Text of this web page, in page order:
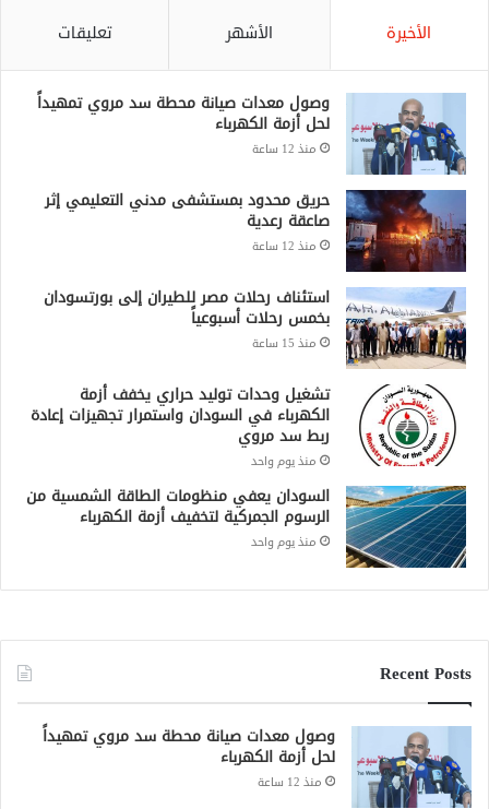
الأخيرة الأشهر تعليقات
وصول معدات صيانة محطة سد مروي تمهيداً
لحل أزمة الكهرباء
منذ 12 ساعة
حريق محدود بمستشفى مدني التعليمي إثر
صاعقة رعدية
منذ 12 ساعة
استئناف رحلات مصر للطيران إلى بورتسودان
بخمس رحلات أسبوعياً
منذ 15 ساعة
تشغيل وحدات توليد حراري يخفف أزمة
الكهرباء في السودان واستمرار تجهيزات إعادة
ربط سد مروي
منذ يوم واحد
السودان يعفي منظومات الطاقة الشمسية من
الرسوم الجمركية لتخفيف أزمة الكهرباء
منذ يوم واحد
Recent Posts
وصول معدات صيانة محطة سد مروي تمهيداً
لحل أزمة الكهرباء
منذ 12 ساعة